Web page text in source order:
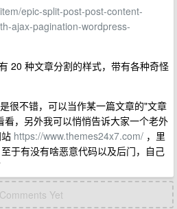
epic-split-post-post-content-
ajax-pagination-wordpress-
20 种文章分割的样式，带有各种奇怪
很不错，可以当作某一篇文章的"文章
看，另外我可以悄悄告诉大家一个老外
https://www.themes24x7.com/ ，里
于有没有啥恶意代码以及后门，自己
Yet